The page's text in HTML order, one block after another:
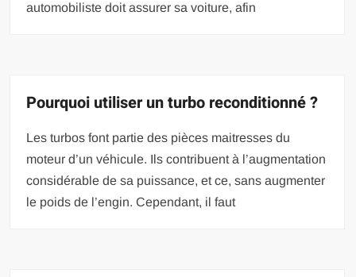
automobiliste doit assurer sa voiture, afin
Pourquoi utiliser un turbo reconditionné ?
Les turbos font partie des pièces maitresses du
moteur d’un véhicule. Ils contribuent à l’augmentation
considérable de sa puissance, et ce, sans augmenter
le poids de l’engin. Cependant, il faut